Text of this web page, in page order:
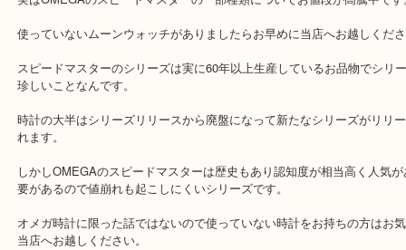
買取価格満足度No1を目指しております！
「お買取の事なら少しでも高く」をモットーに年中無休で営業中で
実はOMEGAのスピードマスターの一部種類についてお値段が高騰
使っていないムーンウォッチがありましたらお早めに当店へお越し
スピードマスターのシリーズは実に60年以上生産しているお品物で
時計の大半はシリーズリリースから廃盤になって新たなシリーズが